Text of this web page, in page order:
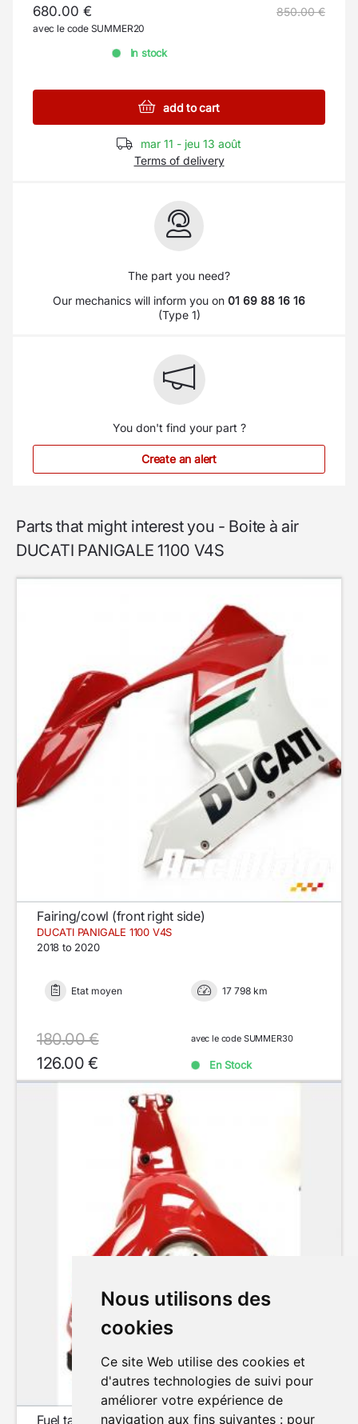
Nous utilisons des
cookies
Ce site Web utilise des cookies et
d'autres technologies de suivi pour
améliorer votre expérience de
navigation aux fins suivantes : pour
680.00 € 850.00 €
avec le code SUMMER20
In stock
add to cart
mar 11 - jeu 13 août
Terms of delivery
The part you need?
Our mechanics will inform you on 01 69 88 16 16
(Type 1)
You don't find your part ?
Create an alert
Parts that might interest you - Boite à air
DUCATI PANIGALE 1100 V4S
Fairing/cowl (front right side)
DUCATI PANIGALE 1100 V4S
2018 to 2020
Etat moyen 17 798 km
180.00 €
126.00 €
avec le code SUMMER30
En Stock
Fuel tank